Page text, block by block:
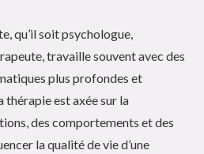
qu’il soit psychologue,
travaille souvent avec des
plus profondes et
thérapie est axée sur la
des comportements et des
la qualité de vie d’une